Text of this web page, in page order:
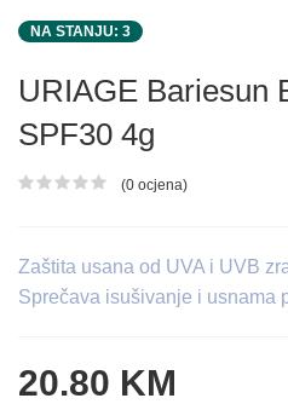
NA STANJU: 3
URIAGE Bariesun
SPF30 4g
Ocjena proizvoda
(0 ocjena)
Zaštita usana od UVA i UVB
Sprečava isušivanje i usnama
20.80 KM